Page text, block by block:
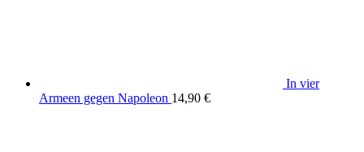
In vier
Armeen gegen Napoleon 14,90 €